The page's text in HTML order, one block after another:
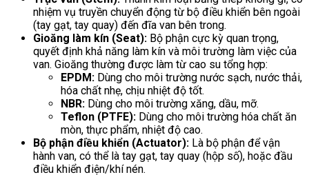
nhiệm vụ truyền chuyển động từ bộ điều khiển bên ngoài
(tay gạt, tay quay) đến đĩa van bên trong.
Gioăng làm kín (Seat): Bộ phận cực kỳ quan trọng,
quyết định khả năng làm kín và môi trường làm việc của
van. Gioăng thường được làm từ cao su tổng hợp:
EPDM: Dùng cho môi trường nước sạch, nước thải,
hóa chất nhẹ, chịu nhiệt độ tốt.
NBR: Dùng cho môi trường xăng, dầu, mỡ.
Teflon (PTFE): Dùng cho môi trường hóa chất ăn
mòn, thực phẩm, nhiệt độ cao.
Bộ phận điều khiển (Actuator): Là bộ phận để vận
hành van, có thể là tay gạt, tay quay (hộp số), hoặc đầu
điều khiển điện/khí nén.